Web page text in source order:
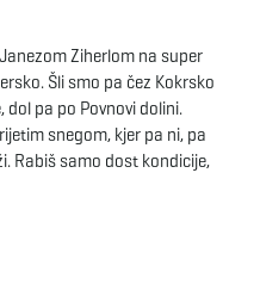
Ziherlom na super
Šli smo pa čez Kokrsko
dol pa po Povnovi dolini.
snegom, kjer pa ni, pa
Rabiš samo dost kondicije,